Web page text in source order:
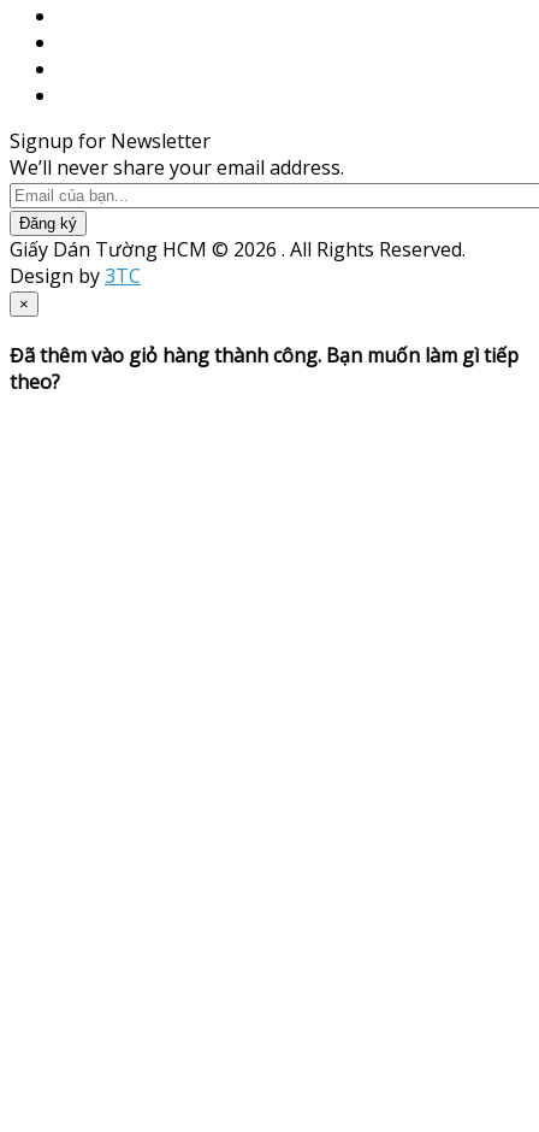
Signup for Newsletter
We’ll never share your email address.
Đăng ký
Giấy Dán Tường HCM © 2026 . All Rights Reserved.
Design by3TC
×
Đã thêm vào giỏ hàng thành công. Bạn muốn làm gì tiếp
theo?